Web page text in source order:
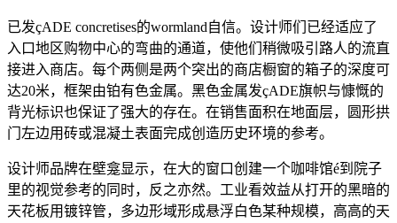
已发çADE concretises的wormland自信。设计师们已经适应了
入口地区购物中心的弯曲的通道，使他们稍微吸引路人的流直
接进入商店。每个两侧是两个突出的商店橱窗的箱子的深度可
达20米，框架由铂有色金属。黑色金属发çADE旗帜与慷慨的
背光标识也保证了强大的存在。在销售面积在地面层，圆形拱
门左边用砖或混凝土表面完成创造历史环境的参考。
设计师品牌在壁龛显示，在大的窗口创建一个咖啡馆é到院子
里的视觉参考的同时，反之亦然。工业看效益从打开的黑暗的
天花板用镀锌管，多边形域形成悬浮白色某种规模，高高的天